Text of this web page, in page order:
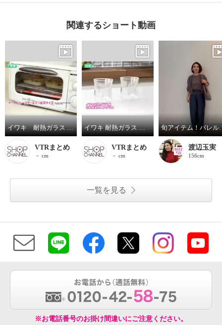
関連するショート動画
イワキ 耐熱ガラス フタ付き オーブントースター皿 ハーフ ３点セット
VTRまとめ
－ cm
イワキ 耐熱ガラス ２重構造グラス エアグラス２個セット
VTRまとめ
－ cm
旬アイ
渡辺玉実
156cm
一覧を見る
※お電話番号のお掛け間違いにご注意ください。